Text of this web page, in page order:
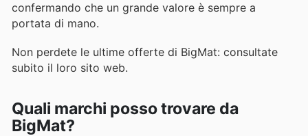
confermando che un grande valore è sempre a
portata di mano.
Non perdete le ultime offerte di BigMat: consultate
subito il loro sito web.
Quali marchi posso trovare da
BigMat?